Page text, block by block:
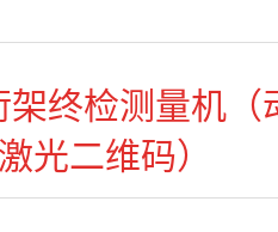
架终检测量机
光二维码）